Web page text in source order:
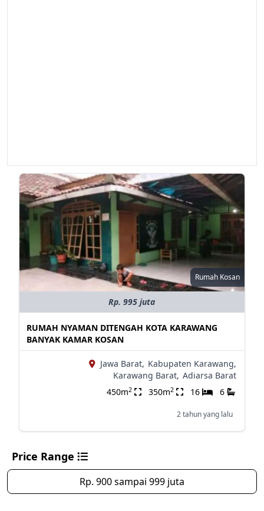
Rumah Kosan
Rp. 995 juta
RUMAH NYAMAN DITENGAH KOTA KARAWANG
BANYAK KAMAR KOSAN
Jawa Barat, Kabupaten Karawang,
Karawang Barat, Adiarsa Barat
450m2 350m2 16 6
2 tahun yang lalu
Price Range
Rp. 900 sampai 999 juta